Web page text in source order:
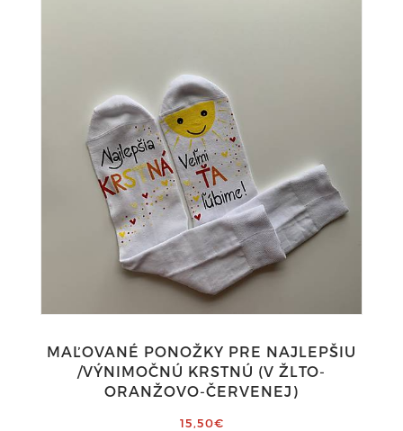
MAĽOVANÉ PONOŽKY PRE NAJLEPŠIU
/VÝNIMOČNÚ KRSTNÚ (V ŽLTO-
ORANŽOVO-ČERVENEJ)
15,50€